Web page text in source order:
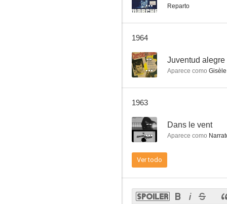
Reparto
1964
-- Juventud alegre
Aparece como Gisèle
1963
-- Dans le vent
Aparece como
Ver todo